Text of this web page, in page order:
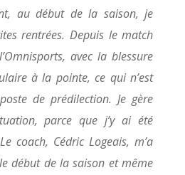
au début de la saison, je
rentrées. Depuis le match
avec la blessure
à la pointe, ce qui n’est
de prédilection. Je gère
parce que j’y ai été
coach, Cédric Logeais, m’a
début de la saison et même